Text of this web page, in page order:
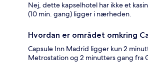
Nej, dette kapselhotel har ikke et
(10 min. gang) ligger i nærheden.
Hvordan er området omkring
Capsule Inn Madrid ligger kun 2
Metrostation og 2 minutters gang fra